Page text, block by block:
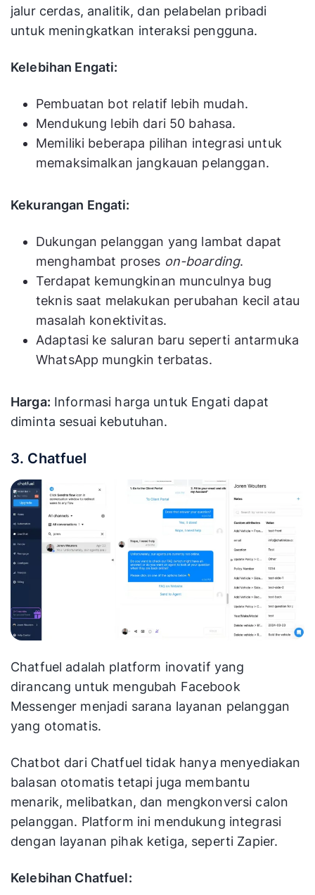
jalur cerdas, analitik, dan pelabelan pribadi
untuk meningkatkan interaksi pengguna.
Kelebihan Engati:
Pembuatan bot relatif lebih mudah.
Mendukung lebih dari 50 bahasa.
Memiliki beberapa pilihan integrasi untuk
memaksimalkan jangkauan pelanggan.
Kekurangan Engati:
Dukungan pelanggan yang lambat dapat
menghambat proses on-boarding.
Terdapat kemungkinan munculnya bug
teknis saat melakukan perubahan kecil atau
masalah konektivitas.
Adaptasi ke saluran baru seperti antarmuka
WhatsApp mungkin terbatas.
Harga: Informasi harga untuk Engati dapat
diminta sesuai kebutuhan.
3. Chatfuel
Chatfuel adalah platform inovatif yang
dirancang untuk mengubah Facebook
Messenger menjadi sarana layanan pelanggan
yang otomatis.
Chatbot dari Chatfuel tidak hanya menyediakan
balasan otomatis tetapi juga membantu
menarik, melibatkan, dan mengkonversi calon
pelanggan. Platform ini mendukung integrasi
dengan layanan pihak ketiga, seperti Zapier.
Kelebihan Chatfuel: